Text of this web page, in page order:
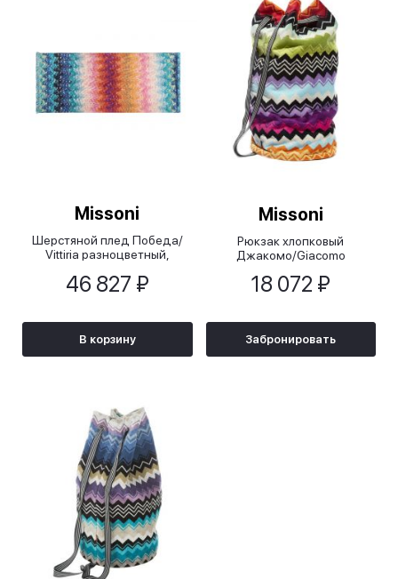
Missoni
Шерстяной плед Победа/
Vittiria разноцветный,
46 827 ₽
В корзину
Missoni
Рюкзак хлопковый
Джакомо/Giacomo
18 072 ₽
Забронировать